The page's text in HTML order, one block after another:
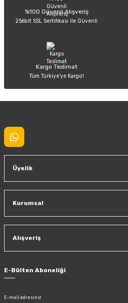
Ürün bilgilerinde hatalar bulunuyor.
Ürün fiyatı diğer sitelerden daha pahalı.
%100 Güvenli Alışveriş
256bit SSL Sertifikası ile Güvenli
Kargo Teslimat
Tüm Türkiye’ye Kargo!
Üyelik
Kurumsal
Alışveriş
E-Bülten Aboneliği